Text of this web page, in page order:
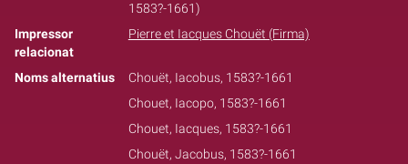
1583?-1661)
Impressor
relacionat
Pierre et Iacques Chouët (Firma)
Noms alternatius
Chouët, Iacobus, 1583?-1661
Chouet, Iacopo, 1583?-1661
Chouet, Iacques, 1583?-1661
Chouët, Jacobus, 1583?-1661